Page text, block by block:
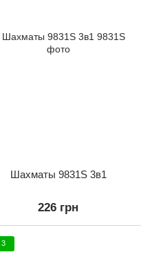
Шахматы 9831S 3в1
226 грн
3